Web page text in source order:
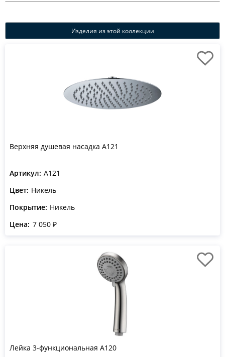
Изделия из этой коллекции
Верхняя душевая насадка A121
Артикул: A121
Цвет: Никель
Покрытие: Никель
Цена: 7 050 ₽
Лейка 3-функциональная A120